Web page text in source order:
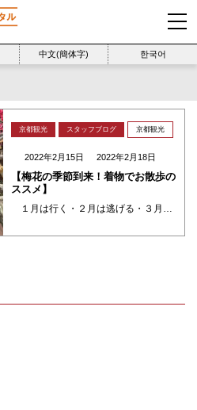
中文(簡体字) 한국어
京都観光 スタッフブログ 京都観光
2022年2月15日 2022年2月18日
【梅花の季節到来！着物でお散歩の
ススメ】
１月は行く・２月は逃げる・３月は去る！と言わはりますが、お正月からあっという間に恵方巻のコマーシャル…言うてる間にお雛さんが登場しはります。ほんまに早いものです。節分は季節を分ける時期で春の合図になります。そのスタート ・・・